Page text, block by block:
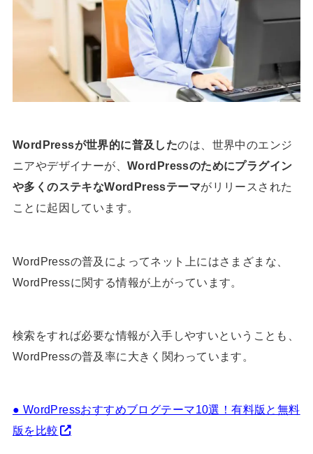
WordPressが世界的に普及したのは、世界中のエンジ
ニアやデザイナーが、WordPressのためにプラグイン
や多くのステキなWordPressテーマがリリースされた
ことに起因しています。
WordPressの普及によってネット上にはさまざまな、
WordPressに関する情報が上がっています。
検索をすれば必要な情報が入手しやすいということも、
WordPressの普及率に大きく関わっています。
● WordPressおすすめブログテーマ10選！有料版と無料
版を比較